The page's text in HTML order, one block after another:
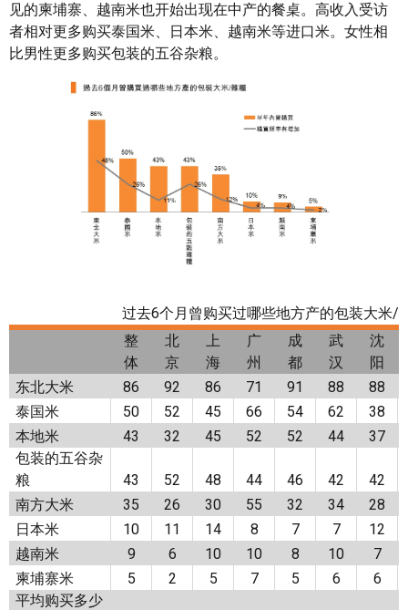
见的柬埔寨、越南米也开始出现在中产的餐桌。高收入受访
者相对更多购买泰国米、日本米、越南米等进口米。女性相
比男性更多购买包装的五谷杂粮。
过去6个月曾购买过哪些地方产的包装大米/
整
体
北
京
上
海
广
州
成
都
武
汉
沈
阳
东北大米
86 92 86 71 91 88
88
泰国米
50 52 45 66 54 62
38
本地米
43 32 45 52 52 44
37
包装的五谷杂
粮
43 52 48 44 46 42
42
南方大米
35 26 30 55 32 34
28
日本米
10 11 14 8 7 7
12
越南米
9 6 10 10 8 10
7
柬埔寨米
5 2 5 7 5 6
6
平均购买多少